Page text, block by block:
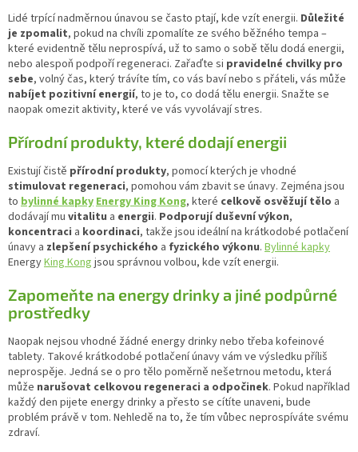
Lidé trpící nadměrnou únavou se často ptají, kde vzít energii. Důležité
je zpomalit, pokud na chvíli zpomalíte ze svého běžného tempa –
které evidentně tělu neprospívá, už to samo o sobě tělu dodá energii,
nebo alespoň podpoří regeneraci. Zařaďte si pravidelné chvilky pro
sebe, volný čas, který trávíte tím, co vás baví nebo s přáteli, vás může
nabíjet pozitivní energií, to je to, co dodá tělu energii. Snažte se
naopak omezit aktivity, které ve vás vyvolávají stres.
Přírodní produkty, které dodají energii
Existují čistě přírodní produkty, pomocí kterých je vhodné
stimulovat regeneraci, pomohou vám zbavit se únavy. Zejména jsou
to bylinné kapky Energy King Kong, které celkově osvěžují tělo a
dodávají mu vitalitu a energii. Podporují duševní výkon,
koncentraci a koordinaci, takže jsou ideální na krátkodobé potlačení
únavy a zlepšení psychického a fyzického výkonu. Bylinné kapky
EnergyKing Kong jsou správnou volbou, kde vzít energii.
Zapomeňte na energy drinky a jiné podpůrné
prostředky
Naopak nejsou vhodné žádné energy drinky nebo třeba kofeinové
tablety. Takové krátkodobé potlačení únavy vám ve výsledku příliš
neprospěje. Jedná se o pro tělo poměrně nešetrnou metodu, která
může narušovat celkovou regeneraci a odpočinek. Pokud například
každý den pijete energy drinky a přesto se cítíte unaveni, bude
problém právě v tom. Nehledě na to, že tím vůbec neprospíváte svému
zdraví.